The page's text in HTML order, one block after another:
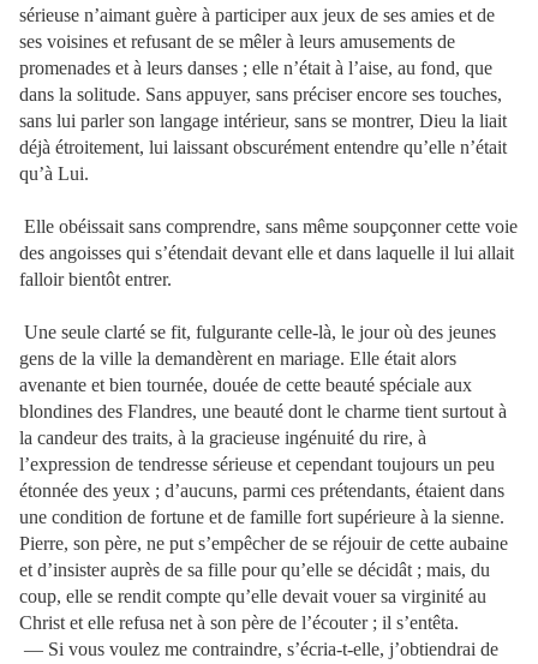
sérieuse n’aimant guère à participer aux jeux de ses amies et de
ses voisines et refusant de se mêler à leurs amusements de
promenades et à leurs danses ; elle n’était à l’aise, au fond, que
dans la solitude. Sans appuyer, sans préciser encore ses touches,
sans lui parler son langage intérieur, sans se montrer, Dieu la liait
déjà étroitement, lui laissant obscurément entendre qu’elle n’était
qu’à Lui.
Elle obéissait sans comprendre, sans même soupçonner cette voie
des angoisses qui s’étendait devant elle et dans laquelle il lui allait
falloir bientôt entrer.
Une seule clarté se fit, fulgurante celle-là, le jour où des jeunes
gens de la ville la demandèrent en mariage. Elle était alors
avenante et bien tournée, douée de cette beauté spéciale aux
blondines des Flandres, une beauté dont le charme tient surtout à
la candeur des traits, à la gracieuse ingénuité du rire, à
l’expression de tendresse sérieuse et cependant toujours un peu
étonnée des yeux ; d’aucuns, parmi ces prétendants, étaient dans
une condition de fortune et de famille fort supérieure à la sienne.
Pierre, son père, ne put s’empêcher de se réjouir de cette aubaine
et d’insister auprès de sa fille pour qu’elle se décidât ; mais, du
coup, elle se rendit compte qu’elle devait vouer sa virginité au
Christ et elle refusa net à son père de l’écouter ; il s’entêta.
— Si vous voulez me contraindre, s’écria-t-elle, j’obtiendrai de